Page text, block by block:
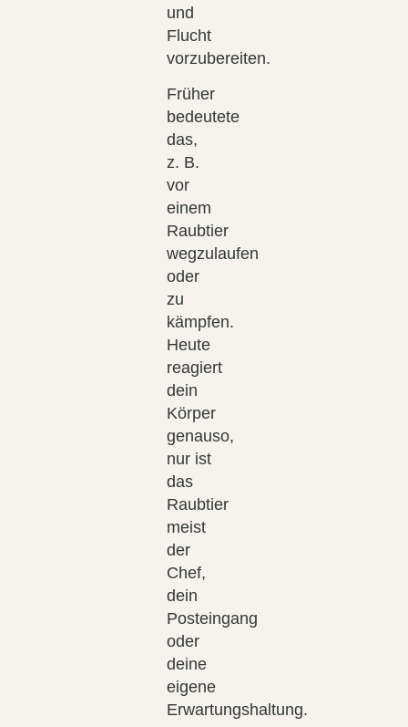
und
Flucht
vorzubereiten.
Früher
bedeutete
das,
z. B.
vor
einem
Raubtier
wegzulaufen
oder
zu
kämpfen.
Heute
reagiert
dein
Körper
genauso,
nur ist
das
Raubtier
meist
der
Chef,
dein
Posteingang
oder
deine
eigene
Erwartungshaltung.